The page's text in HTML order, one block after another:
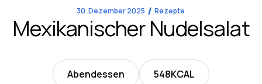
30. Dezember 2025 Rezepte
Mexikanischer Nudelsalat
Abendessen 548KCAL